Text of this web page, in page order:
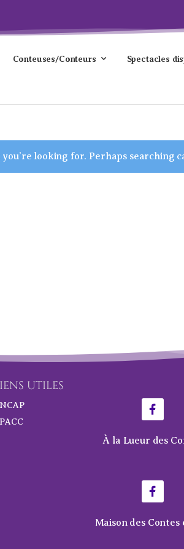
Conteuses/Conteurs Spectacles
looking for. Perhaps searching
UTILES
À la Lueur des
Maison des Contes